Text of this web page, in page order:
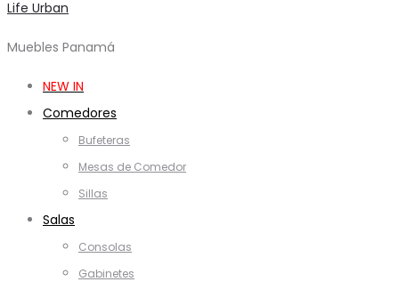
Life Urban
Muebles Panamá
NEW IN
Comedores
Bufeteras
Mesas de Comedor
Sillas
Salas
Consolas
Gabinetes